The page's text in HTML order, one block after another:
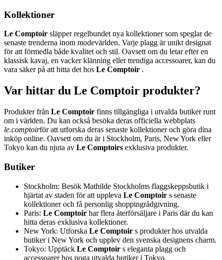
Kollektioner
Le Comptoir släpper regelbundet nya kollektioner som speglar de
senaste trenderna inom modevärlden. Varje plagg är unikt designat
för att förmedla både kvalitet och stil. Oavsett om du letar efter en
klassisk kavaj, en vacker klänning eller trendiga accessoarer, kan du
vara säker på att hitta det hos Le Comptoir .
Var hittar du Le Comptoir produkter?
Produkter från Le Comptoir finns tillgängliga i utvalda butiker runt
om i världen. Du kan också besöka deras officiella webbplats
le.comptoirför att utforska deras senaste kollektioner och göra dina
inköp online. Oavsett om du är i Stockholm, Paris, New York eller
Tokyo kan du njuta av Le Comptoirs exklusiva produkter.
Butiker
Stockholm: Besök Mathilde Stockholms flaggskeppsbutik i
hjärtat av staden för att uppleva Le Comptoir s senaste
kollektioner och få personlig shoppingrådgivning.
Paris: Le Comptoir har flera återförsäljare i Paris där du kan
hitta deras exklusiva kollektioner.
New York: Utforska Le Comptoir s produkter hos utvalda
butiker i New York och upplev den svenska designens charm.
Tokyo: Upptäck Le Comptoir s eleganta plagg och
accessoarer hos noga utvalda butiker i Tokyo.